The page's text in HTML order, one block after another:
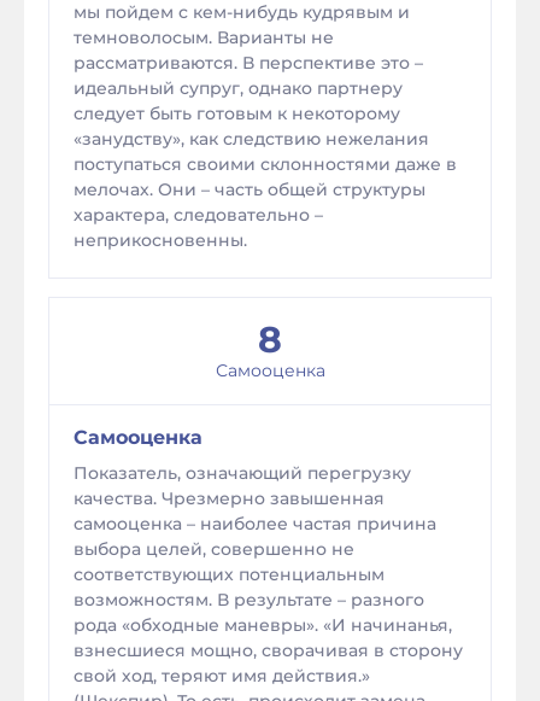
мы пойдем с кем-нибудь кудрявым и
темноволосым. Варианты не
рассматриваются. В перспективе это –
идеальный супруг, однако партнеру
следует быть готовым к некоторому
«занудству», как следствию нежелания
поступаться своими склонностями даже в
мелочах. Они – часть общей структуры
характера, следовательно –
неприкосновенны.
8
Самооценка
Самооценка
Показатель, означающий перегрузку
качества. Чрезмерно завышенная
самооценка – наиболее частая причина
выбора целей, совершенно не
соответствующих потенциальным
возможностям. В результате – разного
рода «обходные маневры». «И начинанья,
взнесшиеся мощно, сворачивая в сторону
свой ход, теряют имя действия.»